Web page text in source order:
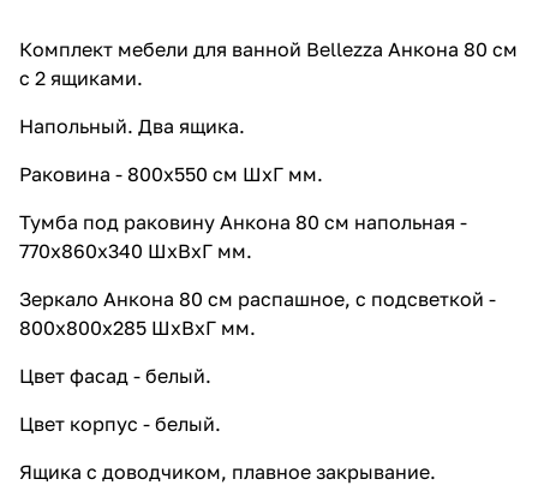
Комплект мебели для ванной Bellezza Анкона 80 см
с 2 ящиками.
Напольный. Два ящика.
Раковина - 800х550 см ШхГ мм.
Тумба под раковину Анкона 80 см напольная -
770х860х340 ШхВхГ мм.
Зеркало Анкона 80 см распашное, с подсветкой -
800х800х285 ШхВхГ мм.
Цвет фасад - белый.
Цвет корпус - белый.
Ящика с доводчиком, плавное закрывание.